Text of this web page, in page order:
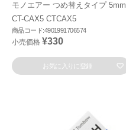
モノエアー つめ替えタイプ 5mm
CT-CAX5 CTCAX5
商品コード:4901991706574
小売価格 ¥330
お気に入りに登録